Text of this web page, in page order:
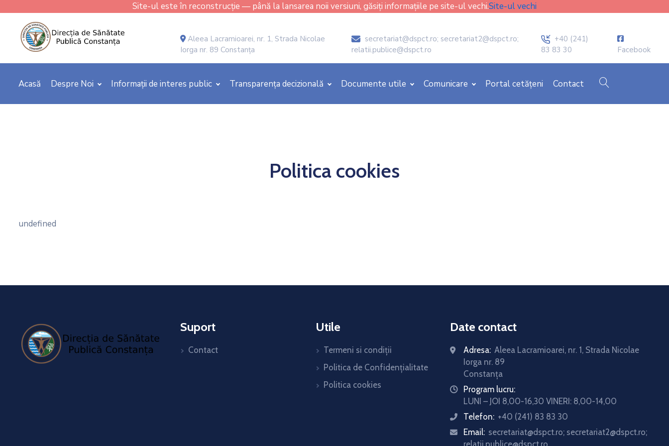
Site-ul este în reconstrucție — până la lansarea noii versiuni, găsiți informațiile pe site-ul vechi.Site-ul vechi
Aleea Lacramioarei, nr. 1, Strada Nicolae
Iorga nr. 89 Constanța
icon
secretariat@dspct.ro; secretariat2@dspct.ro;
relatii.publice@dspct.ro
icon
+40 (241)
83 83 30
Facebook
Acasă Despre Noi Informații de interes public Transparența decizională Documente utile Comunicare Portal cetățeni Contact
Politica cookies
undefined
Suport
Contact
Utile
Termeni si condiții
Politica de Confidențialitate
Politica cookies
Date contact
Adresa: Aleea Lacramioarei, nr. 1, Strada Nicolae
Iorga nr. 89
Constanța
iconProgram lucru:
LUNI – JOI 8,00-16,30 VINERI: 8,00-14,00
icon
Telefon: +40 (241) 83 83 30
icon
Email: secretariat@dspct.ro; secretariat2@dspct.ro;
relatii.publice@dspct.ro